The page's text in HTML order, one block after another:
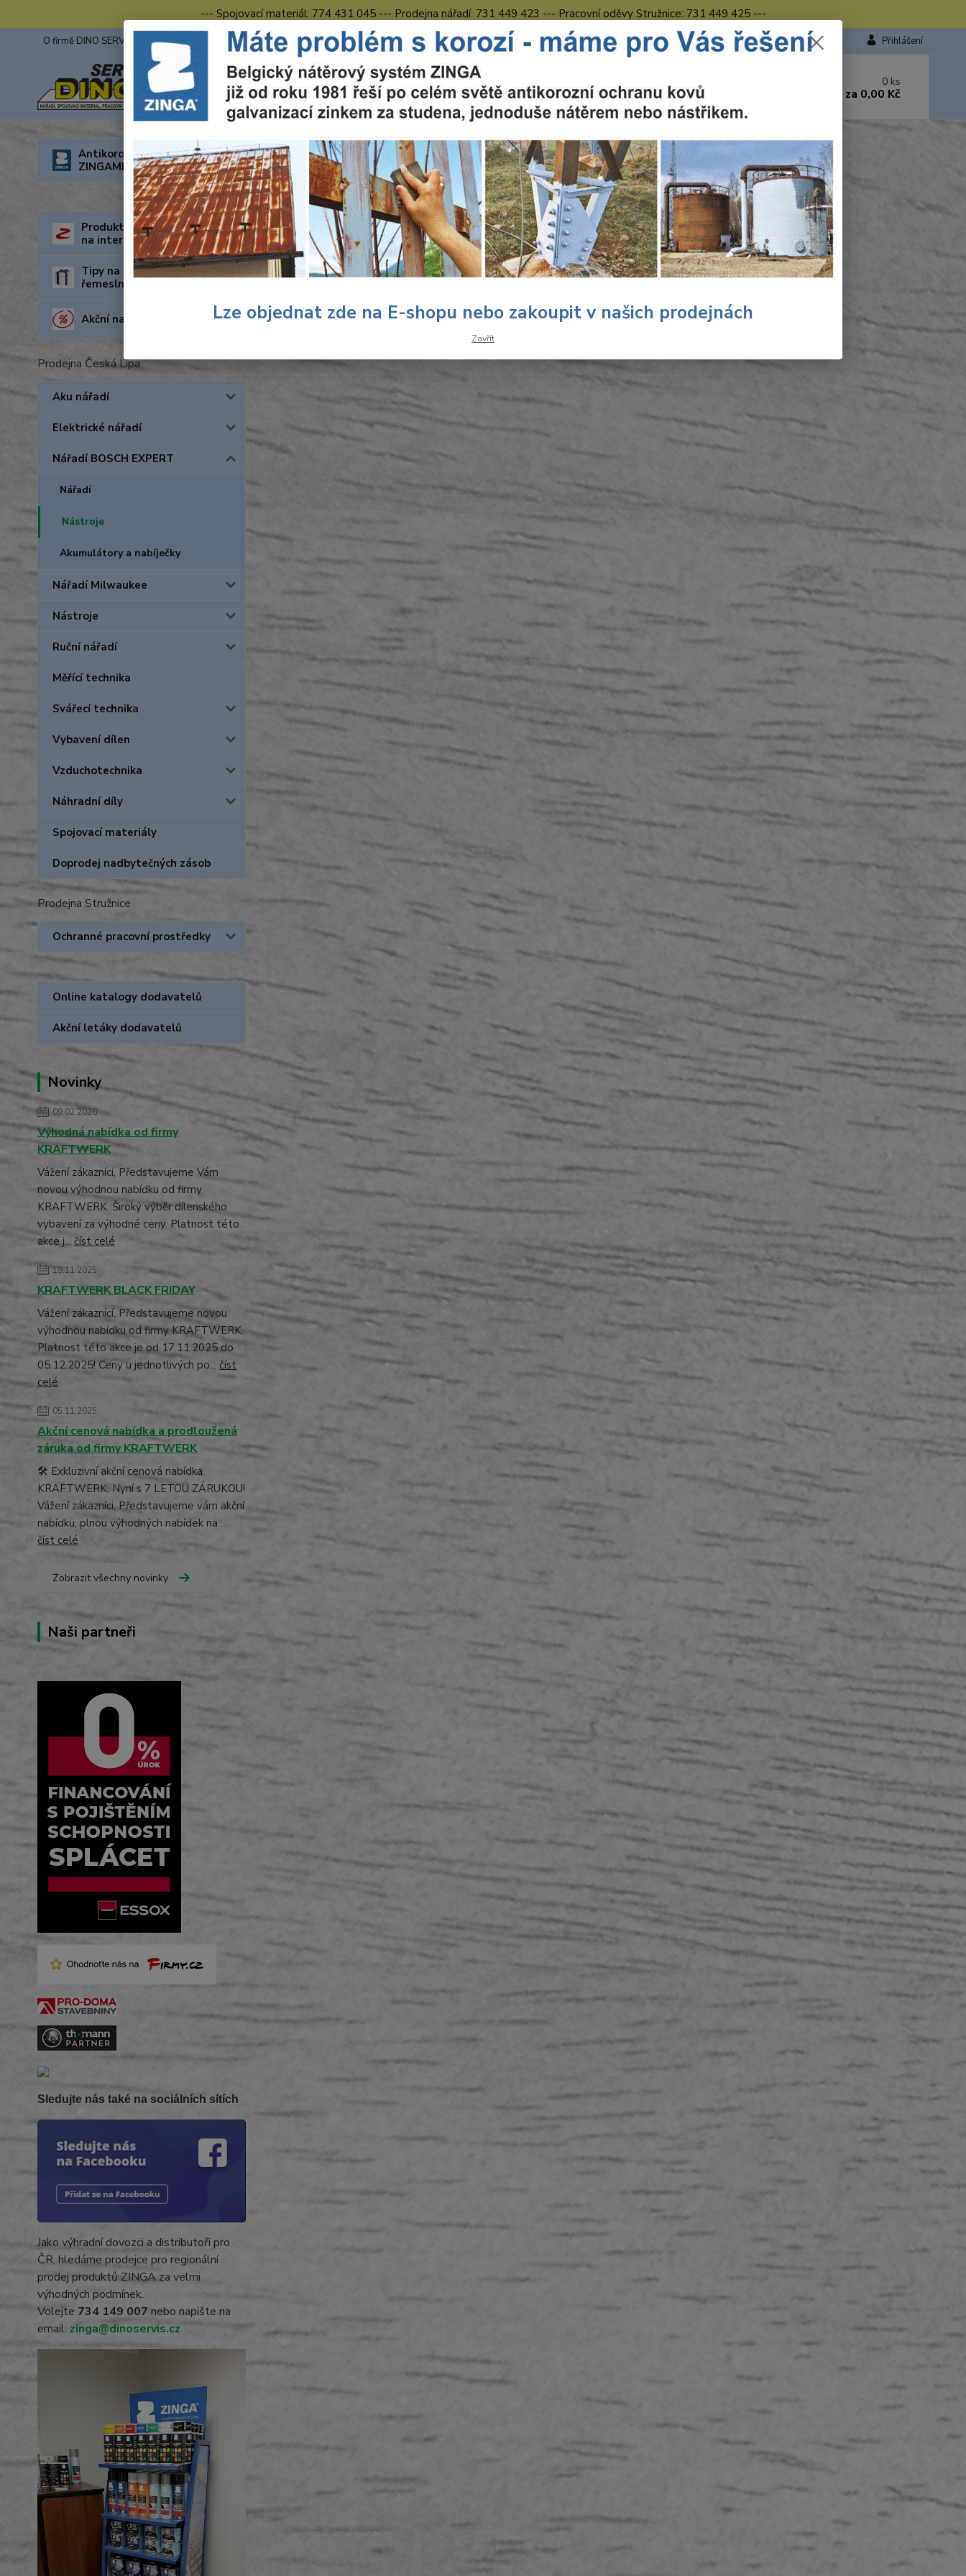
--- Spojovací materiál: 774 431 045 --- Prodejna nářadí: 731 449 423 --- Pracovní oděvy Stružnice: 731 449 425 ---
O firmě DINO SERVIS s.r.o. ZINGA Fotogalerie z výstav Obchodní podmínky Kontakty Česká Lípa Přihlášení
Hledat 731 449 423
8.00 hod. - 16.00 hod.
0 ks
za 0,00 Kč
Antikorozní nátěry
ZINGAMETALL
Produkty za nejnižší cenu
na internetu
Tipy na dárky pro kutily a
řemeslníky
Akční nabídka
Prodejna Česká Lípa
Aku nářadí
Elektrické nářadí
Nářadí BOSCH EXPERT
Nářadí
Nástroje
Akumulátory a nabíječky
Nářadí Milwaukee
Nástroje
Ruční nářadí
Měřící technika
Svářecí technika
Vybavení dílen
Vzduchotechnika
Náhradní díly
Spojovací materiály
Doprodej nadbytečných zásob
Prodejna Stružnice
Ochranné pracovní prostředky
Online katalogy dodavatelů
Akční letáky dodavatelů
Novinky
09.02.2026
Výhodná nabídka od firmy
KRAFTWERK
Vážení zákaznící, Představujeme Vám
novou výhodnou nabídku od firmy
KRAFTWERK. Široký výběr dílenského
vybavení za výhodné ceny. Platnost této
akce j... číst celé
19.11.2025
KRAFTWERK BLACK FRIDAY
Vážení zákaznící, Představujeme novou
výhodnou nabídku od firmy KRAFTWERK.
Platnost této akce je od 17.11.2025 do
05.12.2025! Ceny u jednotlivých po... číst
celé
05.11.2025
Akční cenová nabídka a prodloužená
záruka od firmy KRAFTWERK
🛠️ Exkluzivní akční cenová nabídka
KRAFTWERK: Nyní s 7 LETOU ZÁRUKOU!
Vážení zákazníci, Představujeme vám akční
nabídku, plnou výhodných nabídek na ...
číst celé
Zobrazit všechny novinky
Naši partneři
Sledujte nás také na sociálních sítích
Jako výhradní dovozci a distributoři pro
ČR, hledáme prodejce pro regionální
prodej produktů ZINGA za velmi
výhodných podmínek.
Volejte 734 149 007 nebo napište na
email: zinga@dinoservis.cz
Úvod Nářadí BOSCH EXPERT Nástroje
Nástroje
V této kategorii nebylo nalezeno žádné zboží.
Lze objednat zde na E-shopu nebo zakoupit v našich prodejnách
Zavřít